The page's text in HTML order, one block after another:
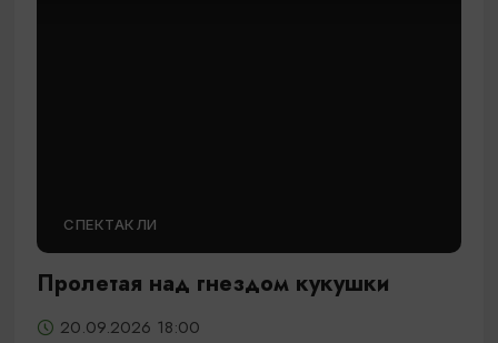
СПЕКТАКЛИ
Пролетая над гнездом кукушки
20.09.2026 18:00